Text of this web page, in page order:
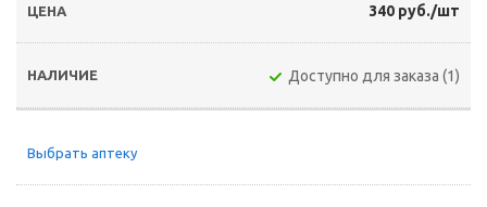
340 руб./шт
Доступно для заказа (1)
Выбрать аптеку